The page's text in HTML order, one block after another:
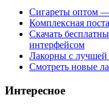
Сигареты оптом
Комплексная
Скачать
интерфейсом
Лакорны с лучшей
Смотреть новые
Интересное